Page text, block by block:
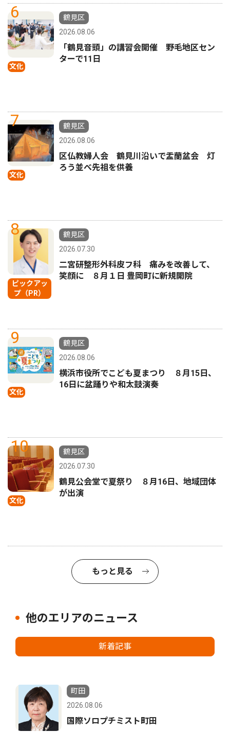
6
文化
鶴見区
2026.08.06
「鶴見音頭」の講習会開催 野毛地区セン
ターで11日
7
文化
鶴見区
2026.08.06
区仏教婦人会 鶴見川沿いで盂蘭盆会 灯
ろう並べ先祖を供養
8
ピックアッ
プ（PR）
鶴見区
2026.07.30
二宮研整形外科皮フ科 痛みを改善して、
笑顔に ８月１日 豊岡町に新規開院
9
文化
鶴見区
2026.08.06
横浜市役所でこども夏まつり ８月15日、
16日に盆踊りや和太鼓演奏
10
文化
鶴見区
2026.07.30
鶴見公会堂で夏祭り ８月16日、地域団体
が出演
もっと見る
他のエリアのニュース
新着記事
町田
2026.08.06
国際ソロプチミスト町田